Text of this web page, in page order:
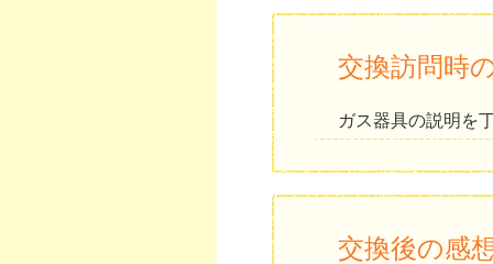
交換訪問時
ガス器具の説明を
交換後の感